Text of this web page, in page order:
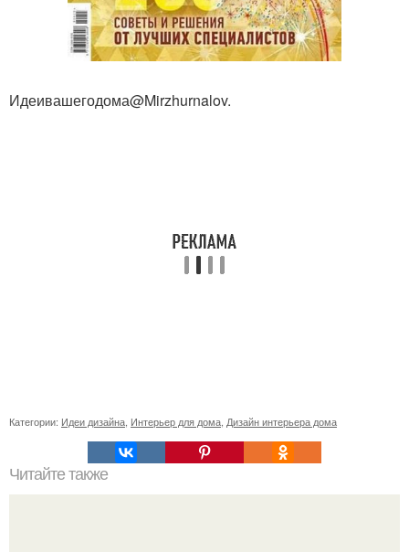
Идеивашегодома@Mirzhurnalov.
Категории: Идеи дизайна Интерьер для дома Дизайн интерьера дома
Читайте также